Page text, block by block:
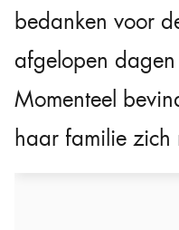
bedanken voor
afgelopen
Momenteel
haar familie zich